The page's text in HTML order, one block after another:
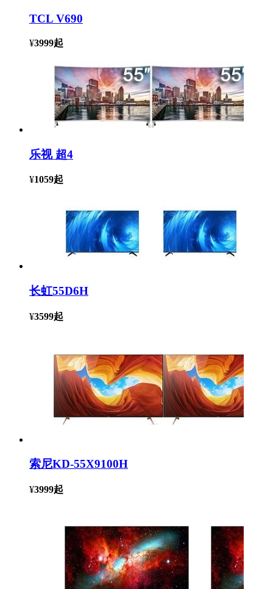
TCL V690
¥3999起
乐视 超4
¥1059起
长虹55D6H
¥3599起
索尼KD-55X9100H
¥3999起